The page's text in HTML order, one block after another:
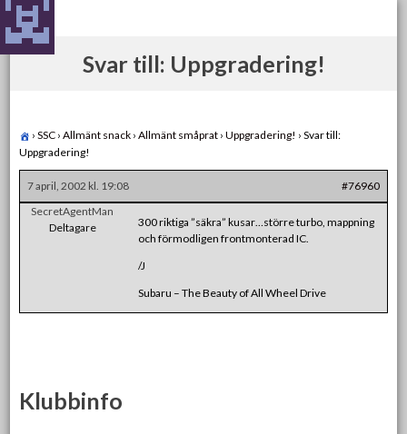
Skip
to
content
Svar till: Uppgradering!
› SSC › Allmänt snack › Allmänt småprat › Uppgradering! › Svar till:
Uppgradering!
7 april, 2002 kl. 19:08
#76960
SecretAgentMan
Deltagare
300 riktiga ”säkra” kusar…större turbo, mappning
och förmodligen frontmonterad IC.
/J
Subaru – The Beauty of All Wheel Drive
Klubbinfo